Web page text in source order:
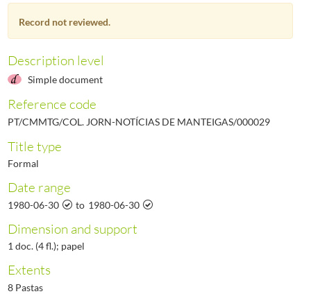
000031Notícias de Manteigas - Ano III, N.º 31, 1980-09-301980-09-30/1980-09-
000032 Notícias de Manteigas - Ano III, N.º 32, 1980-10-31
000033Notícias de Manteigas - Ano III, N.º 33, 1980-11-301980-11-30/1980-11-
000034
Notícias de Manteigas - Ano III, N.º 34, 1980-12-31
000461Notícias de Manteigas - Ano XXXVII, N.º 461, 2017-05-31
Record not reviewed.
Description level
Simple document
Reference code
PT/CMMTG/COL. JORN-NOTÍCIAS DE MANTEIGAS/000029
Title type
Formal
Date range
1980-06-30 to 1980-06-30
Dimension and support
1 doc. (4 fl.); papel
Extents
8 Pastas